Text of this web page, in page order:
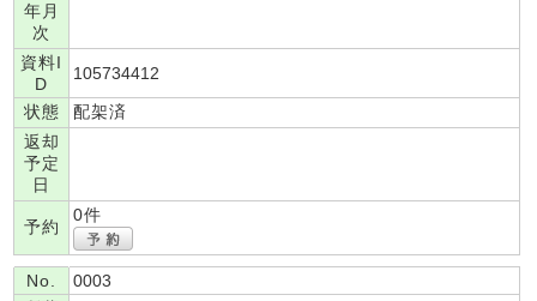
年月
次
資料I
D
105734412
状態
配架済
返却
予定
日
予約
0件
No.
0003